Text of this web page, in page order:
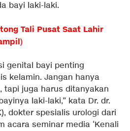
bayi laki-laki.
Tali Pusat Saat Lahir
)
genital bayi penting
kelamin. Jangan hanya
tapi juga harus ditanyakan
laki-laki,” kata Dr. dr.
dokter spesialis urologi dari
acara seminar media ‘Kenali